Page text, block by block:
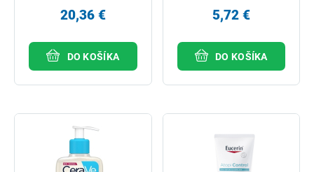
20,36 €
DO KOŠÍKA
5,72 €
DO KOŠÍKA